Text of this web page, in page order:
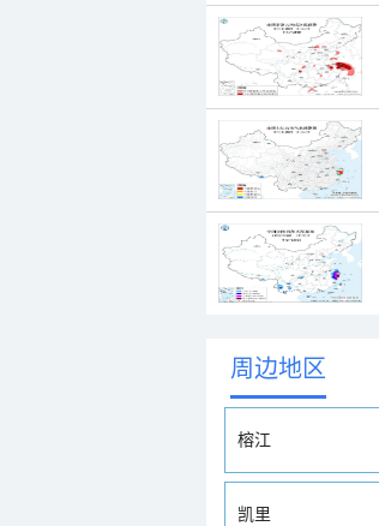
周边地区
榕江
凯里